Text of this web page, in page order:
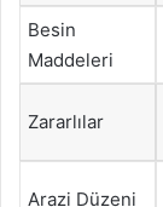
Besin
Maddeleri
Zararlılar
Arazi Düzeni